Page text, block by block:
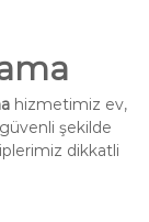
hizmetimiz ev,
güvenli şekilde
dikkatli